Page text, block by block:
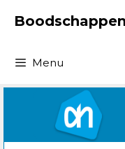
naar
Menu